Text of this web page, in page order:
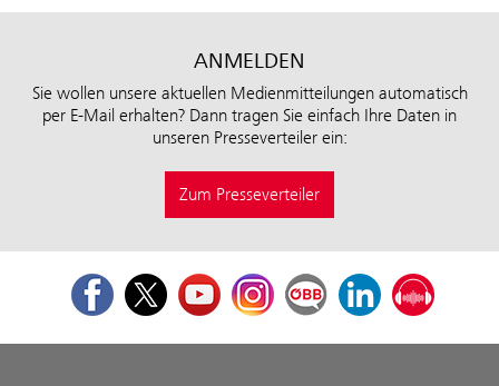
ANMELDEN
Sie wollen unsere aktuellen Medienmitteilungen automatisch
per E-Mail erhalten? Dann tragen Sie einfach Ihre Daten in
unseren Presseverteiler ein:
Zum Presseverteiler
FacebookTwitterYoutubeInstagramÖBB Corporate Blog
LinkedInPodcast